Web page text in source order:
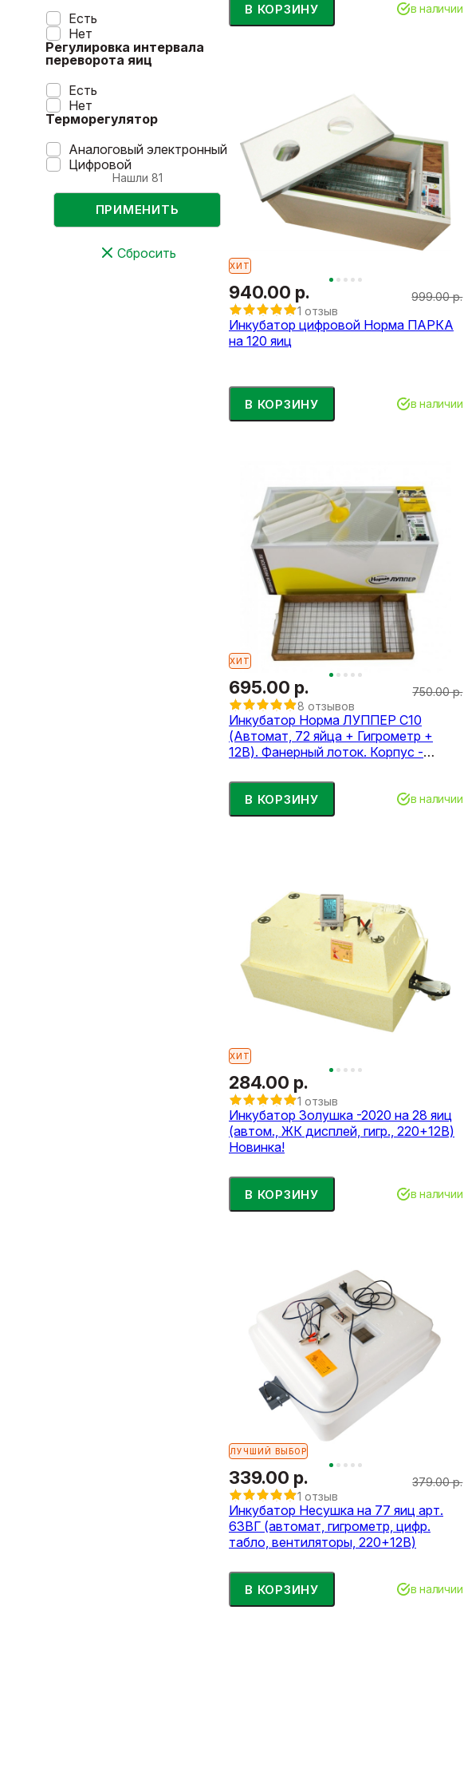
Есть
Нет
Регулировка интервала
переворота яиц
Есть
Нет
Терморегулятор
Аналоговый электронный
Цифровой
Нашли 81
ПРИМЕНИТЬ
Сбросить
В КОРЗИНУ в наличии
ХИТ
940.00 р.
999.00 р.
1 отзыв
Инкубатор цифровой Норма ПАРКА
на 120 яиц
В КОРЗИНУ в наличии
ХИТ
695.00 р.
750.00 р.
8 отзывов
Инкубатор Норма ЛУППЕР С10
(Автомат, 72 яйца + Гигрометр +
12В). Фанерный лоток. Корпус -
В КОРЗИНУ в наличии
ХИТ
284.00 р.
1 отзыв
Инкубатор Золушка -2020 на 28 яиц
(автом., ЖК дисплей, гигр., 220+12В)
Новинка!
В КОРЗИНУ в наличии
ЛУЧШИЙ ВЫБОР
339.00 р.
379.00 р.
1 отзыв
Инкубатор Несушка на 77 яиц арт.
63ВГ (автомат, гигрометр, цифр.
табло, вентиляторы, 220+12В)
В КОРЗИНУ в наличии